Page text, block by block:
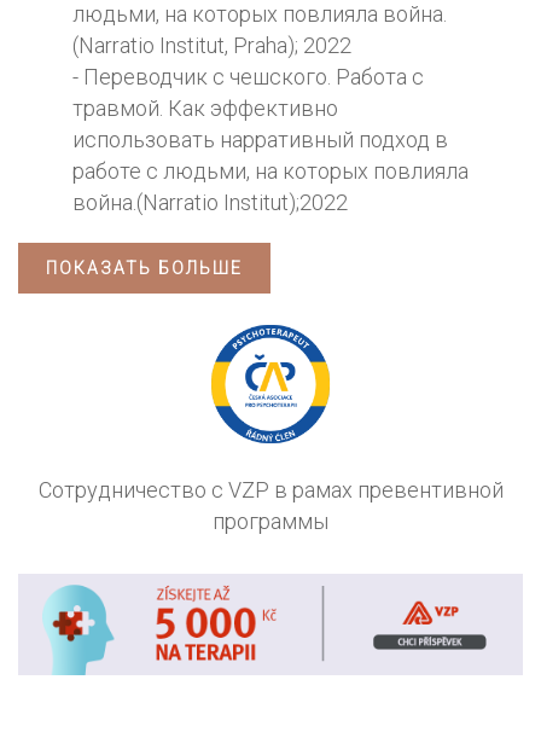
людьми, на которых повлияла война.
(Narratio Institut, Praha); 2022
- Переводчик с чешского. Работа с
травмой. Как эффективно
использовать нарративный подход в
работе с людьми, на которых повлияла
война.(Narratio Institut);2022
ПОКАЗАТЬ БОЛЬШЕ
Сотрудничество с VZP в рамах превентивной
программы